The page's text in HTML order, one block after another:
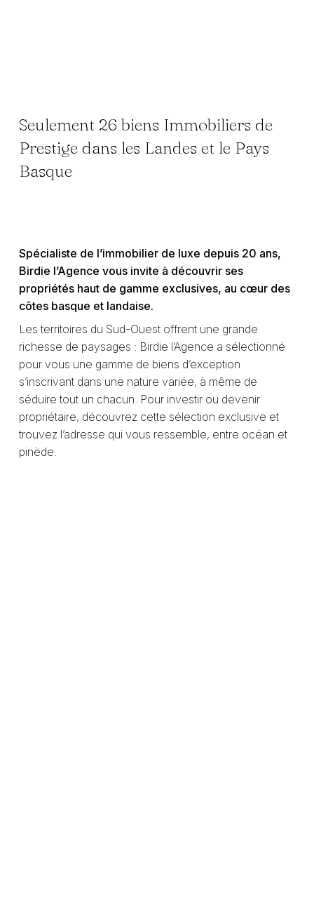
Seulement 26 biens Immobiliers de
Prestige dans les Landes et le Pays
Basque
Spécialiste de l’immobilier de luxe depuis 20 ans,
Birdie l’Agence vous invite à découvrir ses
propriétés haut de gamme exclusives, au cœur des
côtes basque et landaise.
Les territoires du Sud-Ouest offrent une grande
richesse de paysages : Birdie l’Agence a sélectionné
pour vous une gamme de biens d’exception
s’inscrivant dans une nature variée, à même de
séduire tout un chacun. Pour investir ou devenir
propriétaire, découvrez cette sélection exclusive et
trouvez l’adresse qui vous ressemble, entre océan et
pinède.